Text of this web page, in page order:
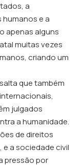
a
e a
apenas alguns
muitas vezes
criando um
que também
julgados
a humanidade.
de direitos
a sociedade civil
pressão por